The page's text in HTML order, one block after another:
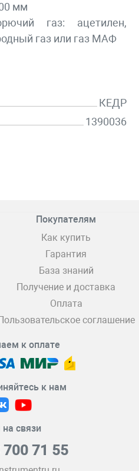
мм
газ: ацетилен,
газ или газ МАФ
КЕДР
1390036
Покупателям
Как купить
Гарантия
База знаний
Получение и доставка
Оплата
соглашение
к оплате
к нам
связи
700 71 55